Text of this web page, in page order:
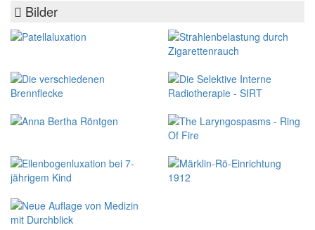
Bilder